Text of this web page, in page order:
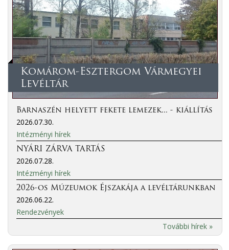
Komárom-Esztergom Vármegyei
Levéltár
Barnaszén helyett fekete lemezek... - kiállítás
2026.07.30.
Intézményi hírek
NYÁRI ZÁRVA TARTÁS
2026.07.28.
Intézményi hírek
2026-os Múzeumok Éjszakája a levéltárunkban
2026.06.22.
Rendezvények
További hírek »